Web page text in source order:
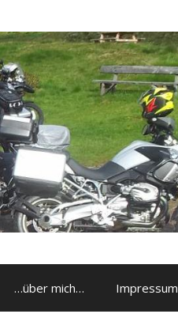
…über mich… Impressum